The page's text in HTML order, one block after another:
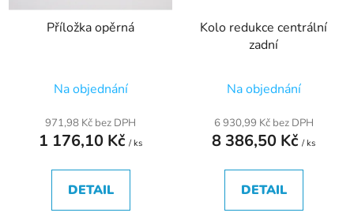
Příložka opěrná
Na objednání
971,98 Kč bez DPH
1 176,10 Kč / ks
DETAIL
Kolo redukce centrální
zadní
Na objednání
6 930,99 Kč bez DPH
8 386,50 Kč / ks
DETAIL